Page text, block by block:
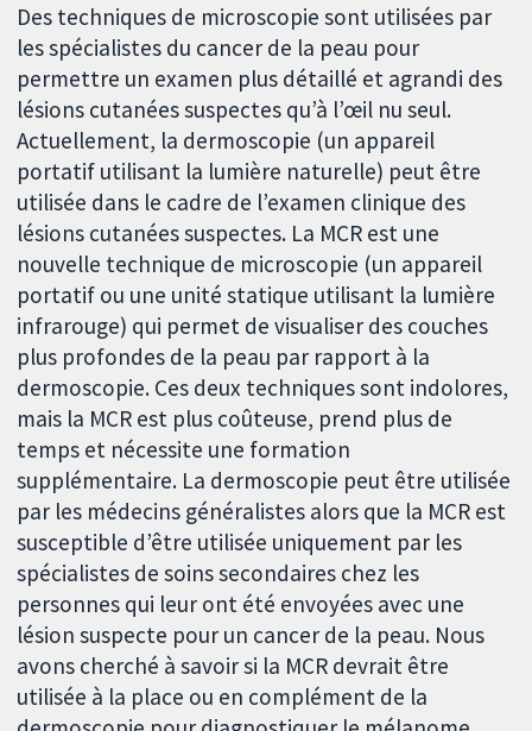
Des techniques de microscopie sont utilisées par
les spécialistes du cancer de la peau pour
permettre un examen plus détaillé et agrandi des
lésions cutanées suspectes qu’à l’œil nu seul.
Actuellement, la dermoscopie (un appareil
portatif utilisant la lumière naturelle) peut être
utilisée dans le cadre de l’examen clinique des
lésions cutanées suspectes. La MCR est une
nouvelle technique de microscopie (un appareil
portatif ou une unité statique utilisant la lumière
infrarouge) qui permet de visualiser des couches
plus profondes de la peau par rapport à la
dermoscopie. Ces deux techniques sont indolores,
mais la MCR est plus coûteuse, prend plus de
temps et nécessite une formation
supplémentaire. La dermoscopie peut être utilisée
par les médecins généralistes alors que la MCR est
susceptible d’être utilisée uniquement par les
spécialistes de soins secondaires chez les
personnes qui leur ont été envoyées avec une
lésion suspecte pour un cancer de la peau. Nous
avons cherché à savoir si la MCR devrait être
utilisée à la place ou en complément de la